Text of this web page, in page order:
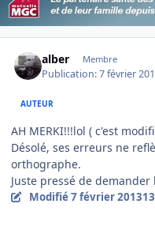
alber Membre
Publication:7 février
AUTEUR
AH MERKI!!!lol ( c'est
Désolé, ses erreurs ne
orthographe.
Juste pressé de demander
Modifié7 février 2013